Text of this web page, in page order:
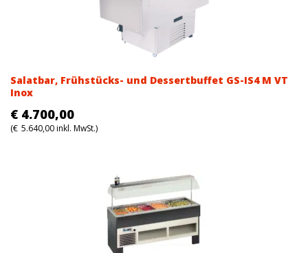
Salatbar, Frühstücks- und Dessertbuffet GS-IS4 M VT
Inox
€ 4.700,00
(€ 5.640,00inkl. MwSt.)